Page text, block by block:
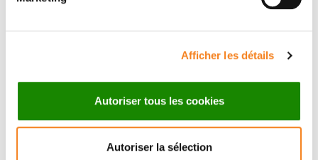
Afficher les détails
Autoriser tous les cookies
Autoriser la sélection
Membres